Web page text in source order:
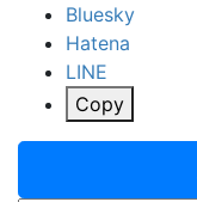
Bluesky
Hatena
LINE
Copy